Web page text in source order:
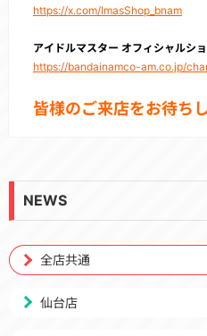
https://x.com/ImasShop_bnam
アイドルマスター オフィシャルシ
https://bandainamco-am.co.jp/
皆様のご来店をお待ち
NEWS
全店共通
仙台店